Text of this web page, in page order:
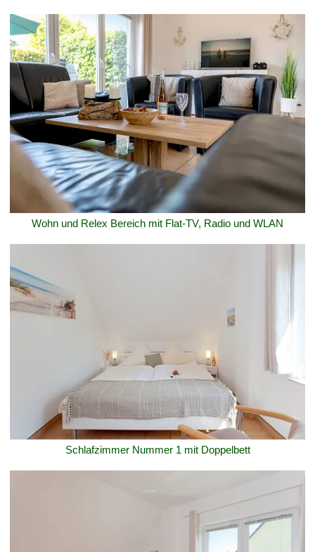
Wohn und Relex Bereich mit Flat-TV, Radio und WLAN
Schlafzimmer Nummer 1 mit Doppelbett